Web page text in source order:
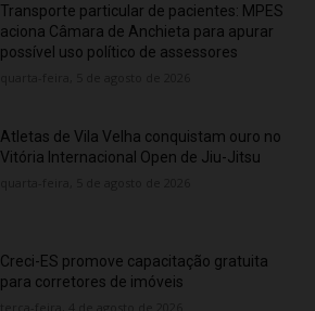
Transporte particular de pacientes: MPES
aciona Câmara de Anchieta para apurar
possível uso político de assessores
Atletas de Vila Velha conquistam ouro no
Vitória Internacional Open de Jiu-Jitsu
Creci-ES promove capacitação gratuita
para corretores de imóveis